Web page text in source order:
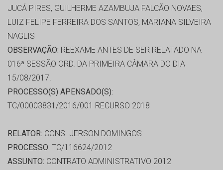
JUCÁ PIRES, GUILHERME AZAMBUJA FALCÃO NOVAES,
LUIZ FELIPE FERREIRA DOS SANTOS, MARIANA SILVEIRA
NAGLIS
OBSERVAÇÃO: REEXAME ANTES DE SER RELATADO NA
016ª SESSÃO ORD. DA PRIMEIRA CÂMARA DO DIA
15/08/2017.
PROCESSO(S) APENSADO(S):
TC/00003831/2016/001 RECURSO 2018
RELATOR: CONS. JERSON DOMINGOS
PROCESSO: TC/116624/2012
ASSUNTO: CONTRATO ADMINISTRATIVO 2012